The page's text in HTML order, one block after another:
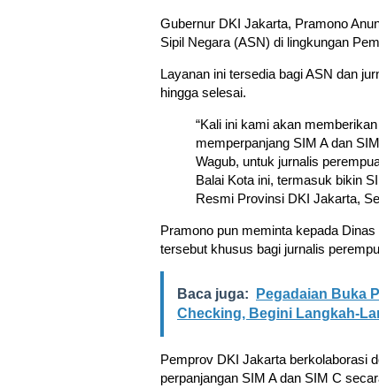
Gubernur DKI Jakarta, Pramono
Sipil Negara (ASN) di lingkungan
Layanan ini tersedia bagi ASN dan
hingga selesai.
“Kali ini kami akan
memperpanjang SIM A dan
Wagub, untuk jurnalis
Balai Kota ini, termasuk bikin
Resmi Provinsi DKI Jakarta,
Pramono pun meminta kepada
tersebut khusus bagi jurnalis
Baca juga:
Pegadaian Buka
Checking, Begini Langkah-
Pemprov DKI Jakarta berkolaborasi
perpanjangan SIM A dan SIM C